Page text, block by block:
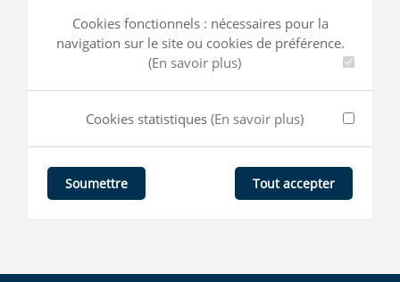
Cookies fonctionnels : nécessaires pour la
navigation sur le site ou cookies de préférence.
(En savoir plus)
Cookies statistiques (En savoir plus)
Soumettre Tout accepter